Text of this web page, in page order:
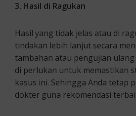
3. Hasil di Ragukan
Hasil yang tidak jelas atau di
tindakan lebih lanjut secara
tambahan atau pengujian
di perlukan untuk memastikan
kasus ini. Sehingga Anda tetap
dokter guna rekomendasi